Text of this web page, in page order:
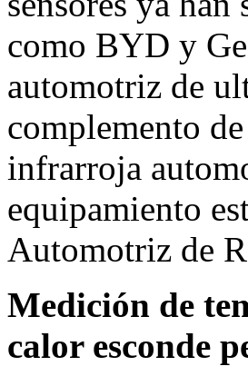
como BYD y
automotriz de
complemento
infrarroja
equipamiento
Automotriz de
Medición de
calor esconde